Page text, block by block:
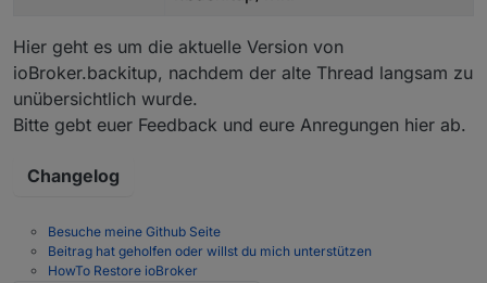
Hier geht es um die aktuelle Version von
ioBroker.backitup, nachdem der alte Thread langsam zu
unübersichtlich wurde.
Bitte gebt euer Feedback und eure Anregungen hier ab.
Changelog
Besuche meine Github Seite
Beitrag hat geholfen oder willst du mich unterstützen
HowTo Restore ioBroker